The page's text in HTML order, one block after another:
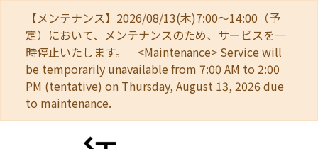
【メンテナンス】2026/08/13(木)7:00～14:00（予
定）において、メンテナンスのため、サービスを一
時停止いたします。 <Maintenance> Service will
be temporarily unavailable from 7:00 AM to 2:00
PM (tentative) on Thursday, August 13, 2026 due
to maintenance.